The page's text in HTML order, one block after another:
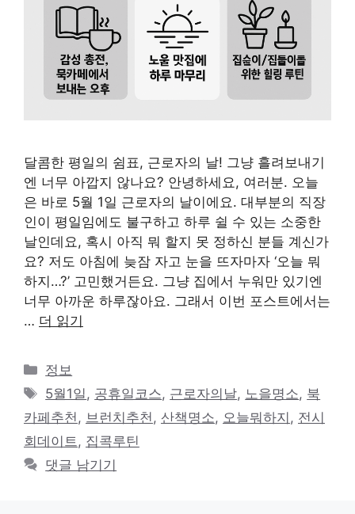
달콤한 평일의 쉼표, 근로자의 날! 그냥 흘려보내기
엔 너무 아깝지 않나요? 안녕하세요, 여러분. 오늘
은 바로 5월 1일 근로자의 날이에요. 대부분의 직장
인이 평일임에도 불구하고 하루 쉴 수 있는 소중한
날인데요, 혹시 아직 뭐 할지 못 정하신 분들 계신가
요? 저도 아침에 늦잠 자고 눈을 뜨자마자 ‘오늘 뭐
하지…?’ 고민했거든요. 그냥 집에서 누워만 있기엔
너무 아까운 하루잖아요. 그래서 이번 포스트에서는
… 더 읽기
카
테
리
정보
태
그
5월1일 , 공휴일코스, 근로자의날, 노을명소, 북
카페추천 , 브런치추천 , 산책명소, 오늘뭐하지 , 전시
회데이트 , 집콕루틴
댓글 남기기